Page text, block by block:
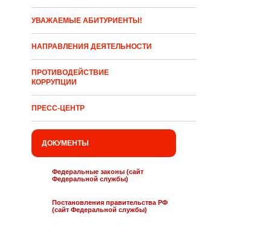
УВАЖАЕМЫЕ АБИТУРИЕНТЫ!
НАПРАВЛЕНИЯ ДЕЯТЕЛЬНОСТИ
ПРОТИВОДЕЙСТВИЕ
КОРРУПЦИИ
ПРЕСС-ЦЕНТР
ДОКУМЕНТЫ
Федеральные законы (сайт
Федеральной службы)
Постановления правительства РФ
(сайт Федеральной службы)